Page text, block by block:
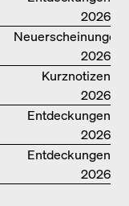
2026
Neuerscheinungen
2026
Kurznotizen
2026
Entdeckungen
2026
Entdeckungen
2026